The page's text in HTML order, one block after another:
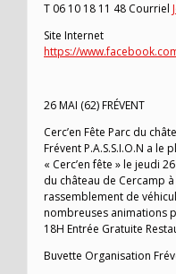
T 06 10 18 11 48 Courriel
Site Internet
https://
26 MAI (62) FRÉVENT
Cerc’en Fête Parc du
Frévent P.A.S.S.I.O.N a le
« Cerc’en fête » le jeudi
du château de Cercamp
rassemblement de
nombreuses animations
18H Entrée Gratuite
Buvette Organisation